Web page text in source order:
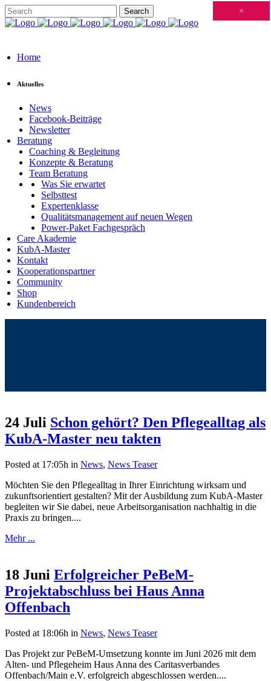
Home
Aktuelles
News
Facebook-Beiträge
Newsletter
Beratung
Coaching & Begleitung
Konzepte & Beratung
Team Beratung
Was Sie erwartet
Selbsttest
Expertenklasse
Qualitätsmanagement auf neuen Wegen
Power-Paket Fachgespräch
Care Akademie
KubA-Master
Kontakt
Kooperationspartner
Community
Shop
Kundenbereich
24 Juli Schon gehört? Den Pflegealltag als
KubA-Master neu takten
Posted at 17:05h in News, News Teaser
Möchten Sie den Pflegealltag in Ihrer Einrichtung wirksam und
zukunftsorientiert gestalten? Mit der Ausbildung zum KubA-Master
begleiten wir Sie dabei, neue Arbeitsorganisation nachhaltig in die
Praxis zu bringen....
Mehr ...
18 Juni Erfolgreicher PeBeM-
Projektabschluss bei Haus Anna
Offenbach
Posted at 18:06h in News, News Teaser
Das Projekt zur PeBeM-Umsetzung konnte im Juni 2026 mit dem
Alten- und Pflegeheim Haus Anna des Caritasverbandes
Offenbach/Main e.V. erfolgreich abgeschlossen werden....
Schließen
×
×
×
×
×
×
×
×
×
×
×
×
×
×
×
×
×
×
×
×
×
×
×
×
×
×
×
×
×
×
×
×
×
×
×
×
×
×
×
×
×
×
×
×
×
×
×
×
×
×
×
×
×
×
×
×
×
×
×
×
×
×
×
×
×
×
×
×
×
×
×
×
×
×
×
×